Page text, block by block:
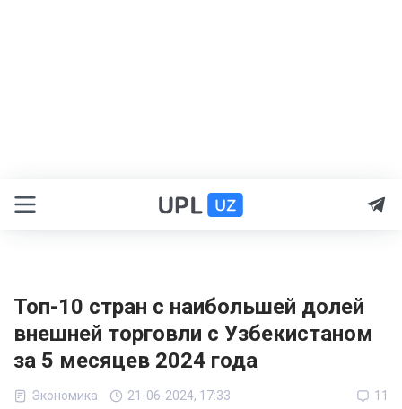
Топ-10 стран с наибольшей долей
внешней торговли с Узбекистаном
за 5 месяцев 2024 года
Экономика 21-06-2024, 17:33 11